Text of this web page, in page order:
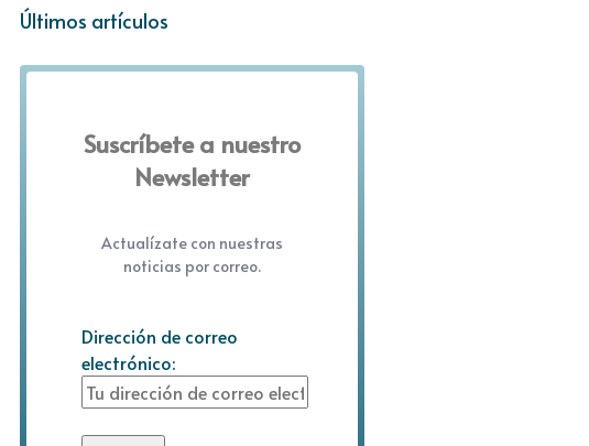
Últimos artículos
Suscríbete a nuestro
Newsletter
Actualízate con nuestras
noticias por correo.
Dirección de correo
electrónico: